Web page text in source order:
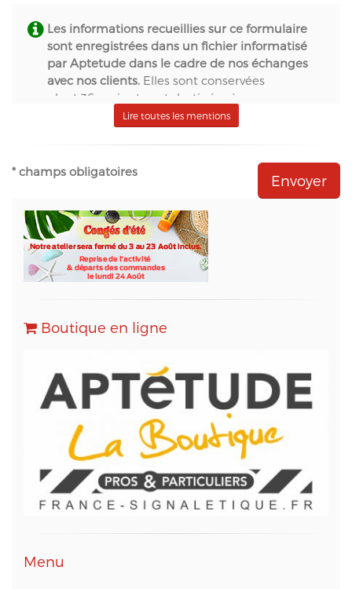
Les informations recueillies sur ce formulaire
sont enregistrées dans un fichier informatisé
par Aptetude dans le cadre de nos échanges
avec nos clients. Elles sont conservées
pendant 36 mois et sont destinées à :
- S.A.S. Aptetude (www.france-signaletique.com)
en qualité de propriétaire du site web et
récipiendaire des formulaires,
- Natural-net (www.natural-net.fr) en qualité
- Kiubi (www.kiubi.com) en qualité d'opérateur
technique du site web,
- OVH (www.ovh.com) en qualité d'hébergeur du
site web,
- Sarbacane (www.sarbacane.com) en tant que
d'Emailing, Newsletters, SMS, Emails
Transactionnels (SMTP) et pour le Marketing
Automation.
Conformément à la loi « informatique et libertés »,
vous pouvez exercer votre droit d'accès aux
données vous concernant et les faire rectifier en
contactant M. Christophe PATRY, responsable
technique web et des données informatiques, au
05 56 67 68 01 ou par mail sur info@aptetude.net.
Lire toutes les mentions
* champs obligatoires
Boutique en ligne
Menu